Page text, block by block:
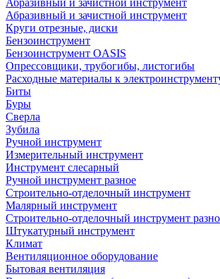
Абразивный и зачистной инструмент
Абразивный и зачистной инструмент
Круги отрезные, диски
Бензоинструмент
Бензоинструмент OASIS
Опрессовщики, трубогибы, листогибы
Расходные материалы к
Биты
Буры
Сверла
Зубила
Ручной инструмент
Измерительный инструмент
Инструмент слесарный
Ручной инструмент разное
Строительно-отделочный инструмент
Малярный инструмент
Строительно-отделочный инструмент
Штукатурный инструмент
Климат
Вентиляционное оборудование
Бытовая вентиляция